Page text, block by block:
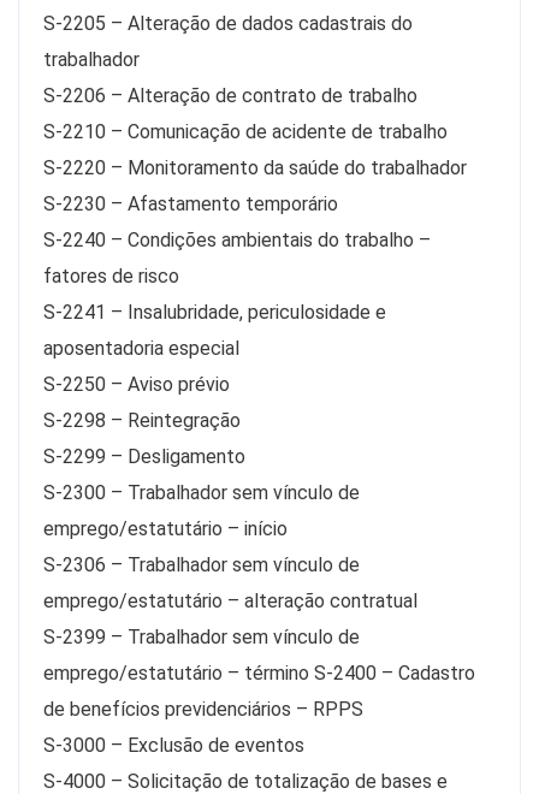
S-2205 – Alteração de dados cadastrais do
trabalhador
S-2206 – Alteração de contrato de trabalho
S-2210 – Comunicação de acidente de trabalho
S-2220 – Monitoramento da saúde do trabalhador
S-2230 – Afastamento temporário
S-2240 – Condições ambientais do trabalho –
fatores de risco
S-2241 – Insalubridade, periculosidade e
aposentadoria especial
S-2250 – Aviso prévio
S-2298 – Reintegração
S-2299 – Desligamento
S-2300 – Trabalhador sem vínculo de
emprego/estatutário – início
S-2306 – Trabalhador sem vínculo de
emprego/estatutário – alteração contratual
S-2399 – Trabalhador sem vínculo de
emprego/estatutário – término S-2400 – Cadastro
de benefícios previdenciários – RPPS
S-3000 – Exclusão de eventos
S-4000 – Solicitação de totalização de bases e